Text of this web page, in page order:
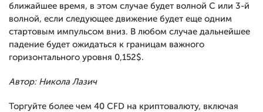
ближайшее время, в этом случае будет волной С или 3-й
волной, если следующее движение будет еще одним
стартовым импульсом вниз. В любом случае дальнейшее
падение будет ожидаться к границам важного
горизонтального уровня 0,152$.
Автор: Никола Лазич
Торгуйте более чем 40 CFD на криптовалюту, включая